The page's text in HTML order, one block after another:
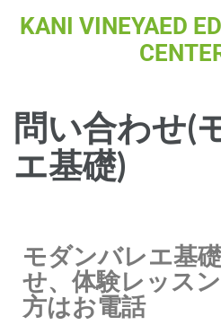
KANI VINEYAED
問い合わせ(
エ基礎)
モダンバレエ基
せ、体験レッス
方はお電話